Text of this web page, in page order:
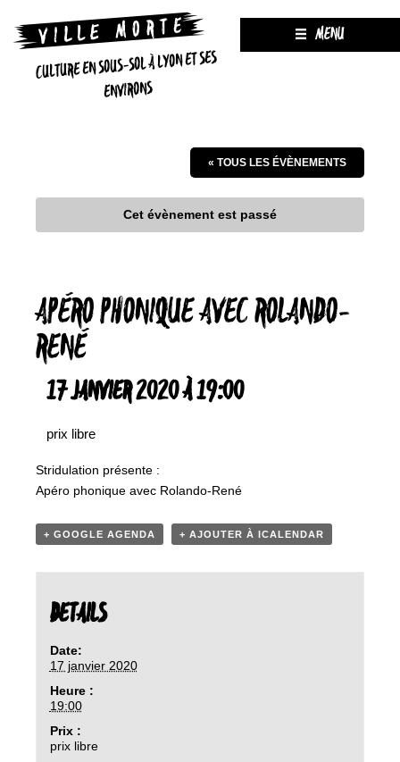
CULTURE EN SOUS-SOL À LYON ET SES
ENVIRONS
MENU
« TOUS LES ÉVÈNEMENTS
Cet évènement est passé
APÉRO PHONIQUE AVEC ROLANDO-
RENÉ
17 JANVIER 2020 À 19:00
prix libre
Stridulation présente :
Apéro phonique avec Rolando-René
+ GOOGLE AGENDA + AJOUTER À ICALENDAR
DETAILS
Date:
17 janvier 2020
Heure :
19:00
Prix :
prix libre